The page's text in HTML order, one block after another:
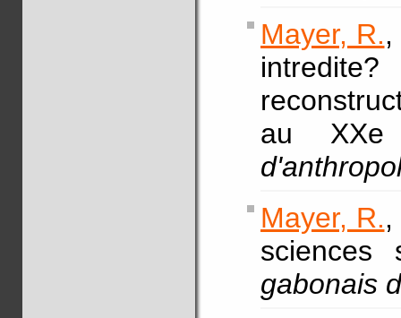
Mayer, R.
au
Mayer, R.
sciences
gabonais